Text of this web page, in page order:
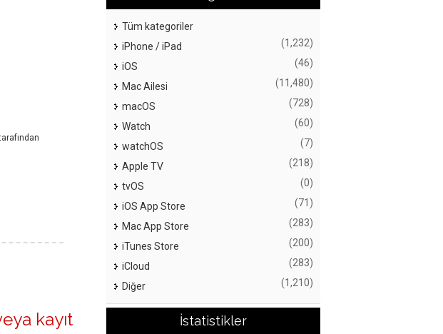
kayıt
Tüm kategoriler
iPhone / iPad
(1,232)
iOS (46)
Mac Ailesi (11,480)
macOS (728)
Watch (60)
watchOS (7)
Apple TV (218)
tvOS (0)
iOS App Store (71)
Mac App Store (283)
iTunes Store (200)
iCloud (283)
Diğer (1,210)
İstatistikler